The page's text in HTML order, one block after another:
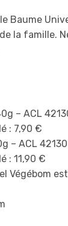
Baume
la famille.
– ACL
: 7,90 €
– ACL
: 11,90 €
Végébom